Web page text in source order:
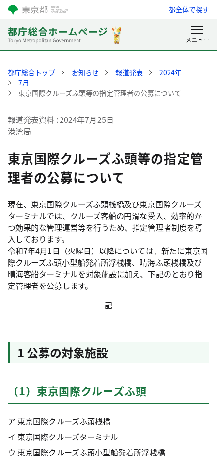
都全体で探す
都庁総合トップ お知らせ 報道発表
2024年
7月
東京国際クルーズふ頭等の指定管理者の公募について
報道発表資料 2024年7月25日
港湾局
東京国際クルーズふ頭等の指定管
理者の公募について
現在、東京国際クルーズふ頭桟橋及び東京国際クルーズ
ターミナルでは、クルーズ客船の円滑な受入、効率的か
つ効果的な管理運営等を行うため、指定管理者制度を導
入しております。
令和7年4月1日（火曜日）以降については、新たに東京国
際クルーズふ頭小型船発着所浮桟橋、晴海ふ頭桟橋及び
晴海客船ターミナルを対象施設に加え、下記のとおり指
定管理者を公募します。
記
1 公募の対象施設
（1）東京国際クルーズふ頭
ア 東京国際クルーズふ頭桟橋
イ 東京国際クルーズターミナル
ウ 東京国際クルーズふ頭小型船発着所浮桟橋